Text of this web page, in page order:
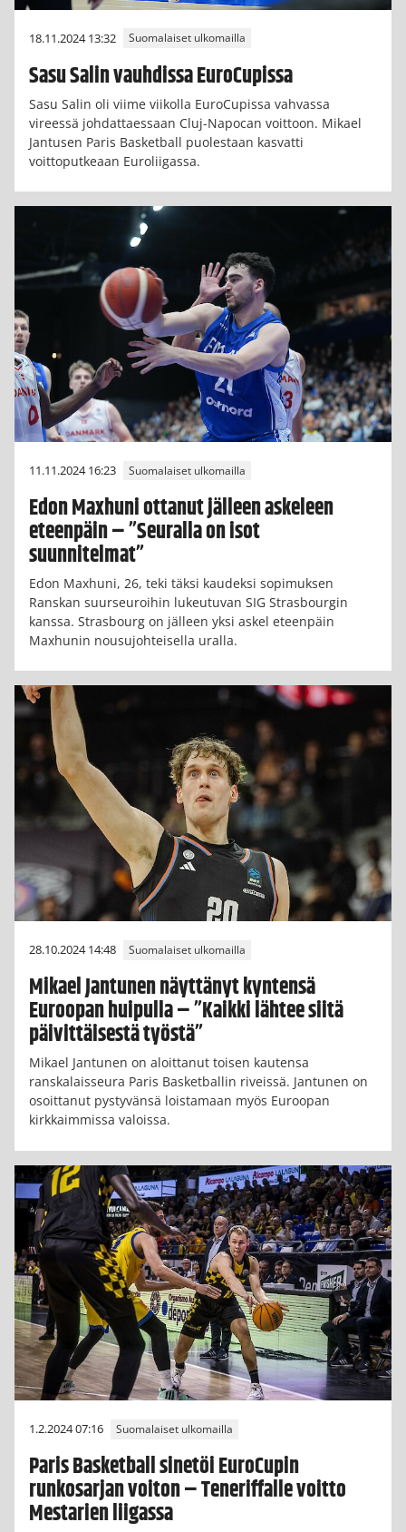
18.11.2024 13:32 Suomalaiset ulkomailla
Sasu Salin vauhdissa EuroCupissa
Sasu Salin oli viime viikolla EuroCupissa vahvassa
vireessä johdattaessaan Cluj-Napocan voittoon. Mikael
Jantusen Paris Basketball puolestaan kasvatti
voittoputkeaan Euroliigassa.
11.11.2024 16:23 Suomalaiset ulkomailla
Edon Maxhuni ottanut jälleen askeleen
eteenpäin – ”Seuralla on isot
suunnitelmat”
Edon Maxhuni, 26, teki täksi kaudeksi sopimuksen
Ranskan suurseuroihin lukeutuvan SIG Strasbourgin
kanssa. Strasbourg on jälleen yksi askel eteenpäin
Maxhunin nousujohteisella uralla.
28.10.2024 14:48 Suomalaiset ulkomailla
Mikael Jantunen näyttänyt kyntensä
Euroopan huipulla – ”Kaikki lähtee siitä
päivittäisestä työstä”
Mikael Jantunen on aloittanut toisen kautensa
ranskalaisseura Paris Basketballin riveissä. Jantunen on
osoittanut pystyvänsä loistamaan myös Euroopan
kirkkaimmissa valoissa.
1.2.2024 07:16 Suomalaiset ulkomailla
Paris Basketball sinetöi EuroCupin
runkosarjan voiton – Teneriffalle voitto
Mestarien liigassa